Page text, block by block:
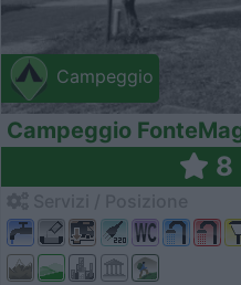
Campeggio
Campeggio
8